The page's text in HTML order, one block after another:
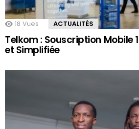
18 Vues ACTUALITÉS
Telkom : Souscription Mobile
et Simplifiée